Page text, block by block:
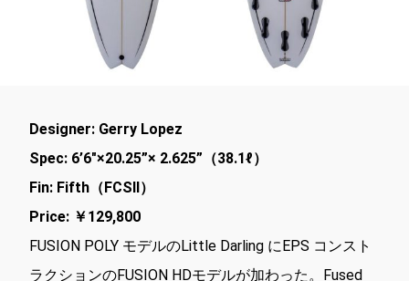
Designer: Gerry Lopez
Spec: 6’6″×20.25”× 2.625”（38.1ℓ）
Fin: Fifth（FCSⅡ）
Price: ￥129,800
FUSION POLY モデルのLittle Darling にEPS コンスト
ラクションのFUSION HDモデルが加わった。Fused